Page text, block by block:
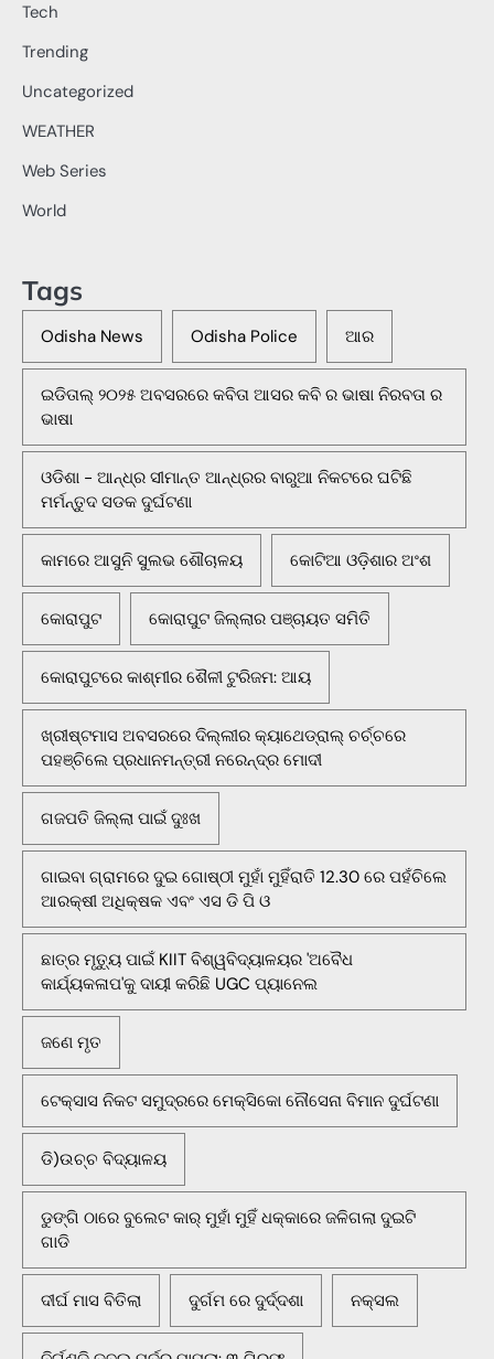
Tech
Trending
Uncategorized
WEATHER
Web Series
World
Tags
Odisha News Odisha Police ଆର
ଇଡିତାଲ୍ ୨୦୨୫ ଅବସରରେ କବିତା ଆସର କବି ର ଭାଷା ନିରବତା ର
ଭାଷା
ଓଡିଶା - ଆନ୍ଧ୍ର ସୀମାନ୍ତ ଆନ୍ଧ୍ରର ବାରୁଆ ନିକଟରେ ଘଟିଛି
ମର୍ମନ୍ତୁଦ ସଡକ ଦୁର୍ଘଟଣା
କାମରେ ଆସୁନି ସୁଲଭ ଶୌଚାଳୟ କୋଟିଆ ଓଡ଼ିଶାର ଅଂଶ
କୋରାପୁଟ କୋରାପୁଟ ଜିଲ୍ଲାର ପଞ୍ଚାୟତ ସମିତି
କୋରାପୁଟରେ କାଶ୍ମୀର ଶୈଳୀ ଟୁରିଜମ: ଆୟ
ଖ୍ରୀଷ୍ଟମାସ ଅବସରରେ ଦିଲ୍ଲୀର କ୍ୟାଥେଡ୍ରାଲ୍ ଚର୍ଚ୍ଚରେ
ପହଞ୍ଚିଲେ ପ୍ରଧାନମନ୍ତ୍ରୀ ନରେନ୍ଦ୍ର ମୋଦୀ
ଗଜପତି ଜିଲ୍ଲା ପାଇଁ ଦୁଃଖ
ଗାଇବା ଗ୍ରାମରେ ଦୁଇ ଗୋଷ୍ଠୀ ମୁହାଁ ମୁହିଁରାତି 12.30 ରେ ପହଁଚିଲେ
ଆରକ୍ଷୀ ଅଧିକ୍ଷକ ଏବଂ ଏସ ଡି ପି ଓ
ଛାତ୍ର ମୃତ୍ୟୁ ପାଇଁ KIIT ବିଶ୍ୱବିଦ୍ୟାଳୟର 'ଅବୈଧ
କାର୍ଯ୍ୟକଳାପ'କୁ ଦାୟୀ କରିଛି UGC ପ୍ୟାନେଲ
ଜଣେ ମୃତ
ଟେକ୍ସାସ ନିକଟ ସମୁଦ୍ରରେ ମେକ୍ସିକୋ ନୌସେନା ବିମାନ ଦୁର୍ଘଟଣା
ଡି)ଉଚ୍ଚ ବିଦ୍ୟାଳୟ
ଡୁଙ୍ଗି ଠାରେ ବୁଲେଟ କାର୍ ମୁହାଁ ମୁହିଁ ଧକ୍କାରେ ଜଳିଗଲା ଦୁଇଟି
ଗାଡି
ଦୀର୍ଘ ମାସ ବିତିଲା ଦୁର୍ଗମ ରେ ଦୁର୍ଦ୍ଦଶା ନକ୍ସଲ